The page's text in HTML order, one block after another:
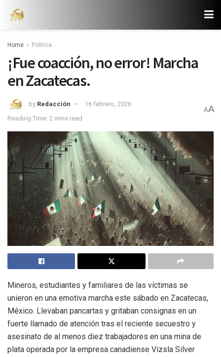
Home Política
¡Fue coacción, no error! Marcha
en Zacatecas.
by Redacción
16 febrero, 2026
Reading Time: 2 mins read
AA
Mineros, estudiantes y familiares de las víctimas se
unieron en una emotiva marcha este sábado en Zacatecas,
México. Llevaban pancartas y gritaban consignas en un
fuerte llamado de atención tras el reciente secuestro y
asesinato de al menos diez trabajadores en una mina de
plata operada por la empresa canadiense Vizsla Silver